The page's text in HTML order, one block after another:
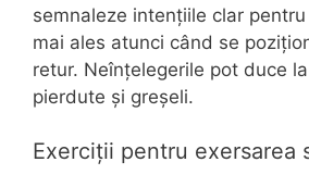
semnaleze intențiile clar
mai ales atunci când se
retur. Neînțelegerile pot duce
pierdute și greșeli.
Exerciții pentru exersarea